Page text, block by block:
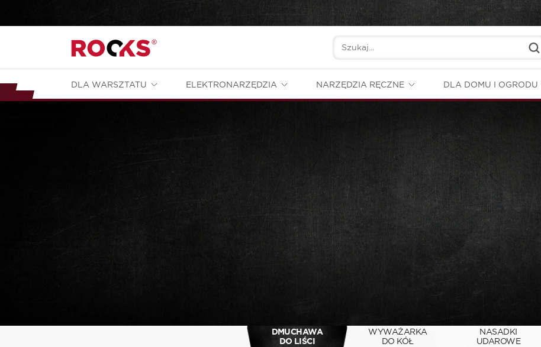
DLA WARSZTATU ELEKTRONARZĘDZIA NARZĘDZIA RĘCZNE DLA DOMU I OGRODU
DMUCHAWA
DO LIŚCI
WYWAŻARKA
DO KÓŁ
NASADKI
UDAROWE